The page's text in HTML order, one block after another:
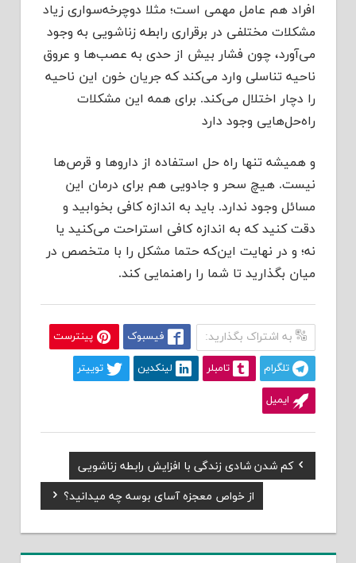
افراد هم عامل مهمی است؛ مثلا دوچرخه‌سواری زیاد
مشکلات مختلفی در برقراری رابطه زناشویی به وجود
می‌آورد، چون فشار بیش از حدی به عصب‌ها و عروق
ناحیه تناسلی وارد می‌کند که جریان خون این ناحیه
را دچار اختلال می‌کند. برای همه این مشکلات
راه‌حل‌هایی وجود دارد
و همیشه تنها راه حل استفاده از داروها و قرص‌ها
نیست. هیچ سحر و جادویی هم برای درمان این
مسائل وجود ندارد. باید به اندازه کافی بخوابید و
دقت کنید که به اندازه کافی استراحت می‌کنید یا
نه؛ و در نهایت این‌که حتما مشکل را با متخصص در
میان بگذارید تا شما را راهنمایی کند.
به اشتراک بگذارید: فیسبوک پینترست
تلگرام تامبلر لینکدین توییتر
ایمیل
راهبری
نوشته
Previous
Post:
کم شدن شادی زندگی با افزایش رابطه زناشویی
Next
Post:
از خواص معجزه آسای بوسه چه میدانید؟